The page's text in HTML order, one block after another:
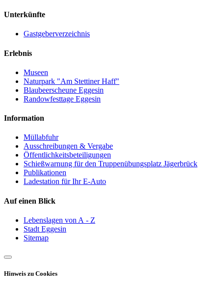
Unterkünfte
Gastgeberverzeichnis
Erlebnis
Museen
Naturpark "Am Stettiner Haff"
Blaubeerscheune Eggesin
Randowfesttage Eggesin
Information
Müllabfuhr
Ausschreibungen & Vergabe
Öffentlichkeitsbeteiligungen
Schießwarnung für den Truppenübungsplatz Jägerbrück
Publikationen
Ladestation für Ihr E-Auto
Auf einen Blick
Lebenslagen von A - Z
Stadt Eggesin
Sitemap
Hinweis zu Cookies